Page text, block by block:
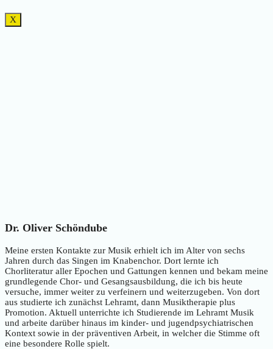
X
Dr. Oliver Schöndube
Meine ersten Kontakte zur Musik erhielt ich im Alter von sechs
Jahren durch das Singen im Knabenchor. Dort lernte ich
Chorliteratur aller Epochen und Gattungen kennen und bekam meine
grundlegende Chor- und Gesangsausbildung, die ich bis heute
versuche, immer weiter zu verfeinern und weiterzugeben. Von dort
aus studierte ich zunächst Lehramt, dann Musiktherapie plus
Promotion. Aktuell unterrichte ich Studierende im Lehramt Musik
und arbeite darüber hinaus im kinder- und jugendpsychiatrischen
Kontext sowie in der präventiven Arbeit, in welcher die Stimme oft
eine besondere Rolle spielt.